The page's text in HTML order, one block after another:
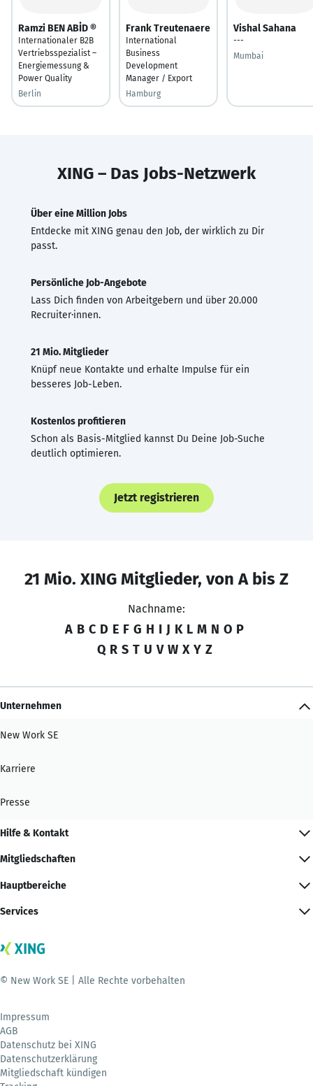
Ramzi BEN ABİD ®
Internationaler B2B
Vertriebsspezialist –
Energiemessung &
Power Quality
Berlin
Frank Treutenaere
International
Business
Development
Manager / Export
Hamburg
Vishal Sahana
---
Mumbai
XING – Das Jobs-Netzwerk
Über eine Million Jobs
Entdecke mit XING genau den Job, der wirklich zu Dir
passt.
Persönliche Job-Angebote
Lass Dich finden von Arbeitgebern und über 20.000
Recruiter·innen.
21 Mio. Mitglieder
Knüpf neue Kontakte und erhalte Impulse für ein
besseres Job-Leben.
Kostenlos profitieren
Schon als Basis-Mitglied kannst Du Deine Job-Suche
deutlich optimieren.
Jetzt registrieren
21 Mio. XING Mitglieder, von A bis Z
Nachname:
A B C D E F G H I J K L M N O P
Q R S T U V W X Y Z
Unternehmen
New Work SE
Karriere
Presse
Hilfe & Kontakt
Mitgliedschaften
Hauptbereiche
Services
© New Work SE | Alle Rechte vorbehalten
Impressum
AGB
Datenschutz bei XING
Datenschutzerklärung
Mitgliedschaft kündigen